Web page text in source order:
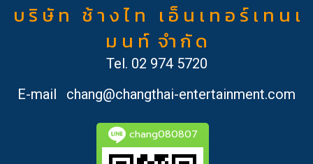
บ ริ ษั ท ช้ า ง ไ ท เ อ็ น เ ท อ ร์ เ ท น เ
ม น ท์ จำ กั ด
Tel. 02 974 5720
E-mail
chang@changthai-entertainment.com
chang080807